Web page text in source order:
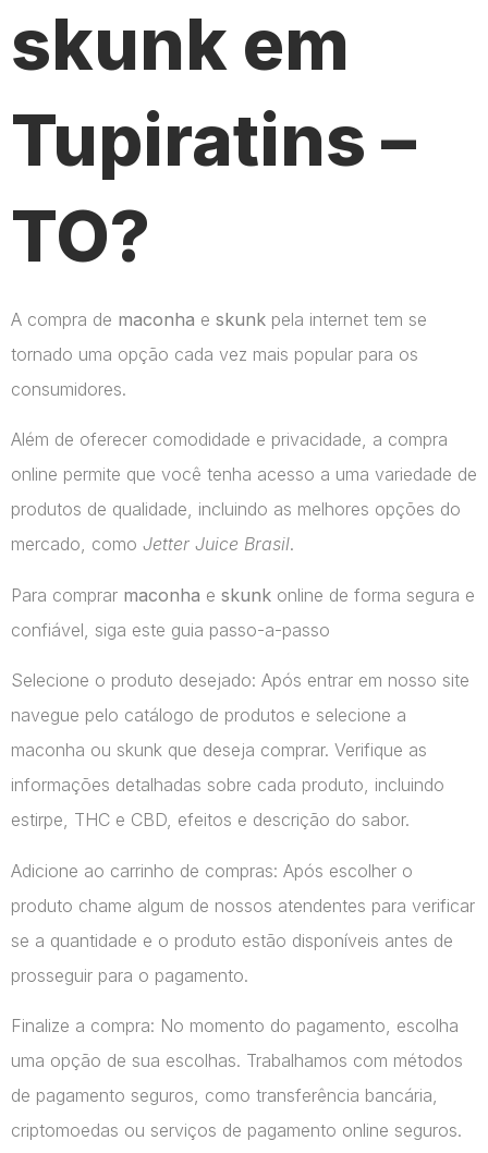
skunk em
Tupiratins –
TO?
A compra de maconha e skunk pela internet tem se
tornado uma opção cada vez mais popular para os
consumidores.
Além de oferecer comodidade e privacidade, a compra
online permite que você tenha acesso a uma variedade de
produtos de qualidade, incluindo as melhores opções do
mercado, como Jetter Juice Brasil.
Para comprar maconha e skunk online de forma segura e
confiável, siga este guia passo-a-passo
Selecione o produto desejado: Após entrar em nosso site
navegue pelo catálogo de produtos e selecione a
maconha ou skunk que deseja comprar. Verifique as
informações detalhadas sobre cada produto, incluindo
estirpe, THC e CBD, efeitos e descrição do sabor.
Adicione ao carrinho de compras: Após escolher o
produto chame algum de nossos atendentes para verificar
se a quantidade e o produto estão disponíveis antes de
prosseguir para o pagamento.
Finalize a compra: No momento do pagamento, escolha
uma opção de sua escolhas. Trabalhamos com métodos
de pagamento seguros, como transferência bancária,
criptomoedas ou serviços de pagamento online seguros.